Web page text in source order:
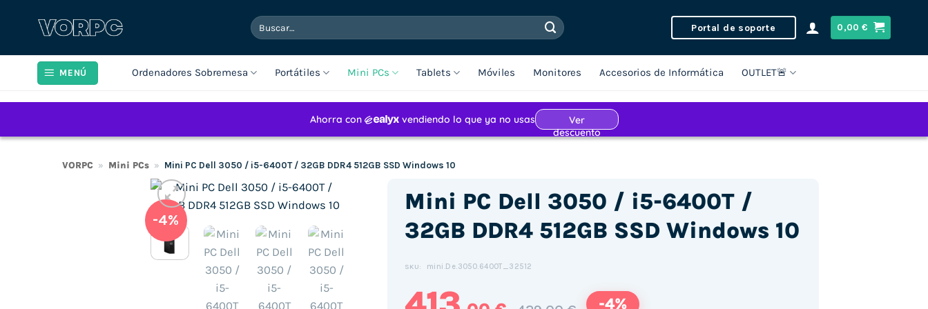
Buscar
por:
Portal de soporte 0,00€
MENÚ Ordenadores Sobremesa Portátiles Mini PCs Tablets Móviles Monitores Accesorios de Informática OUTLET🚨
VORPC » Mini PCs » Mini PC Dell 3050 / i5-6400T / 32GB DDR4 512GB SSD Windows 10
-4%
Mini PC Dell 3050 / i5-6400T /
32GB DDR4 512GB SSD Windows 10
SKU: mini.De.3050.6400T_32512
-4%